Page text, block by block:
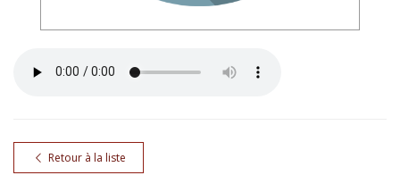
Retour à la liste